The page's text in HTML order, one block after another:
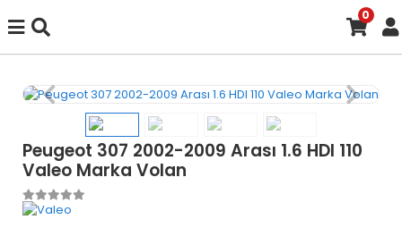
0
Peugeot 307 2002-2009 Arası 1.6 HDI 110
Valeo Marka Volan